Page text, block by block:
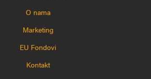
O nama
Marketing
EU Fondovi
Kontakt